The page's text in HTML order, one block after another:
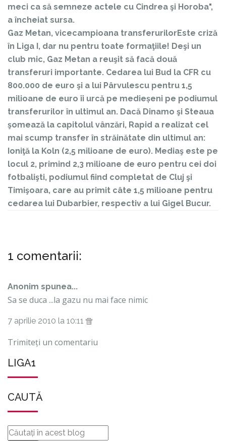
meci ca să semneze actele cu Cindrea şi Horoba",
a încheiat sursa.
Gaz Metan, vicecampioana transferurilorEste criză
în Liga I, dar nu pentru toate formaţiile! Deşi un
club mic, Gaz Metan a reuşit să facă două
transferuri importante. Cedarea lui Bud la CFR cu
800.000 de euro şi a lui Pârvulescu pentru 1,5
milioane de euro îi urcă pe medieșeni pe podiumul
transferurilor în ultimul an. Dacă Dinamo şi Steaua
şomează la capitolul vânzări, Rapid a realizat cel
mai scump transfer în străinătate din ultimul an:
Ioniţă la Koln (2,5 milioane de euro). Mediaş este pe
locul 2, primind 2,3 milioane de euro pentru cei doi
fotbalişti, podiumul fiind completat de Cluj şi
Timişoara, care au primit câte 1,5 milioane pentru
cedarea lui Dubarbier, respectiv a lui Gigel Bucur.
1 comentarii:
Anonim spunea...
Sa se duca ...la gazu nu mai face nimic
7 aprilie 2010 la 10:11
Trimiteți un comentariu
LIGA1
CAUTĂ